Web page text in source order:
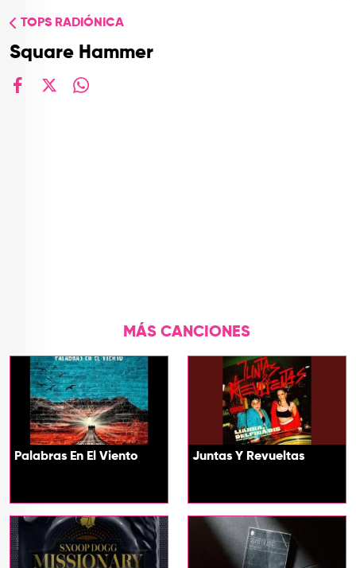
TOPS RADIÓNICA
Square Hammer
MÁS CANCIONES
Palabras En El Viento Juntas Y Revueltas